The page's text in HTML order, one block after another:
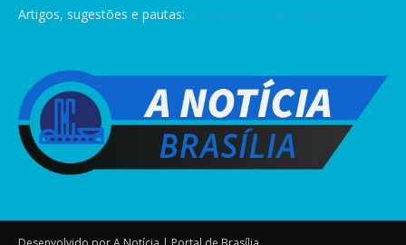
Artigos, sugestões e pautas: pauta@anoticiabrasilia.com.br